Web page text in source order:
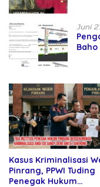
Juni
Kasus Kriminalisasi
Pinrang, PPWI Tuding
Penegak Hukum